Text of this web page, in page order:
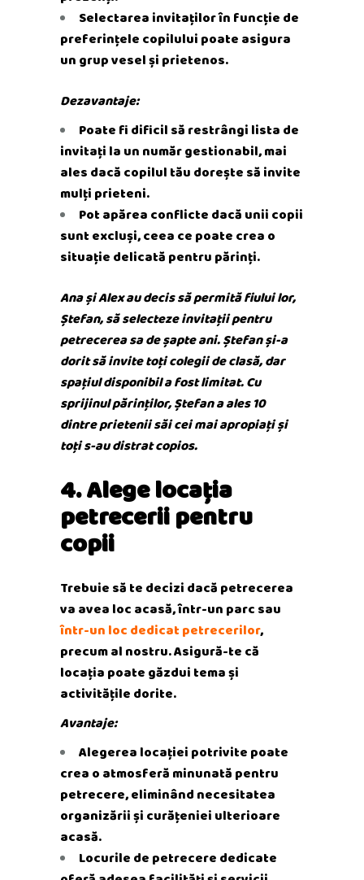
Selectarea invitaților în funcție de
preferințele copilului poate asigura
un grup vesel și prietenos.
Dezavantaje:
Poate fi dificil să restrângi lista de
invitați la un număr gestionabil, mai
ales dacă copilul tău dorește să invite
mulți prieteni.
Pot apărea conflicte dacă unii copii
sunt excluși, ceea ce poate crea o
situație delicată pentru părinți.
Ana și Alex au decis să permită fiului lor,
Ștefan, să selecteze invitații pentru
petrecerea sa de șapte ani. Ștefan și-a
dorit să invite toți colegii de clasă, dar
spațiul disponibil a fost limitat. Cu
sprijinul părinților, Ștefan a ales 10
dintre prietenii săi cei mai apropiați și
toți s-au distrat copios.
4. Alege locația
petrecerii pentru
copii
Trebuie să te decizi dacă petrecerea
va avea loc acasă, într-un parc sau
într-un loc dedicat petrecerilor,
precum al nostru. Asigură-te că
locația poate găzdui tema și
activitățile dorite.
Avantaje:
Alegerea locației potrivite poate
crea o atmosferă minunată pentru
petrecere, eliminând necesitatea
organizării și curățeniei ulterioare
acasă.
Locurile de petrecere dedicate